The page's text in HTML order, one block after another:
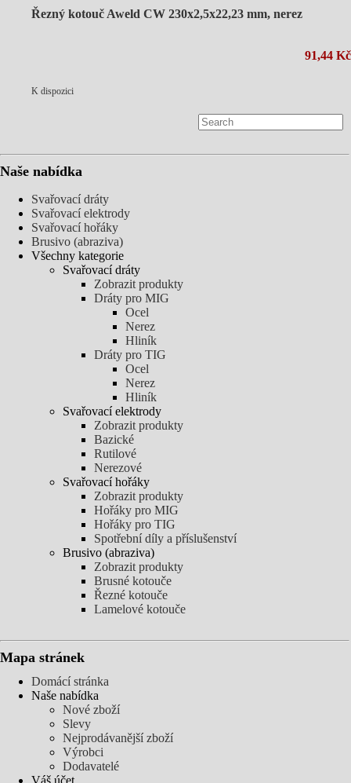
Řezný kotouč Aweld CW 230x2,5x22,23 mm, nerez
91,44 Kč
K dispozici
Naše nabídka
Svařovací dráty
Svařovací elektrody
Svařovací hořáky
Brusivo (abraziva)
Všechny kategorie
Svařovací dráty
Zobrazit produkty
Dráty pro MIG
Ocel
Nerez
Hliník
Dráty pro TIG
Ocel
Nerez
Hliník
Svařovací elektrody
Zobrazit produkty
Bazické
Rutilové
Nerezové
Svařovací hořáky
Zobrazit produkty
Hořáky pro MIG
Hořáky pro TIG
Spotřební díly a příslušenství
Brusivo (abraziva)
Zobrazit produkty
Brusné kotouče
Řezné kotouče
Lamelové kotouče
Mapa stránek
Domácí stránka
Naše nabídka
Nové zboží
Slevy
Nejprodávanější zboží
Výrobci
Dodavatelé
Váš účet